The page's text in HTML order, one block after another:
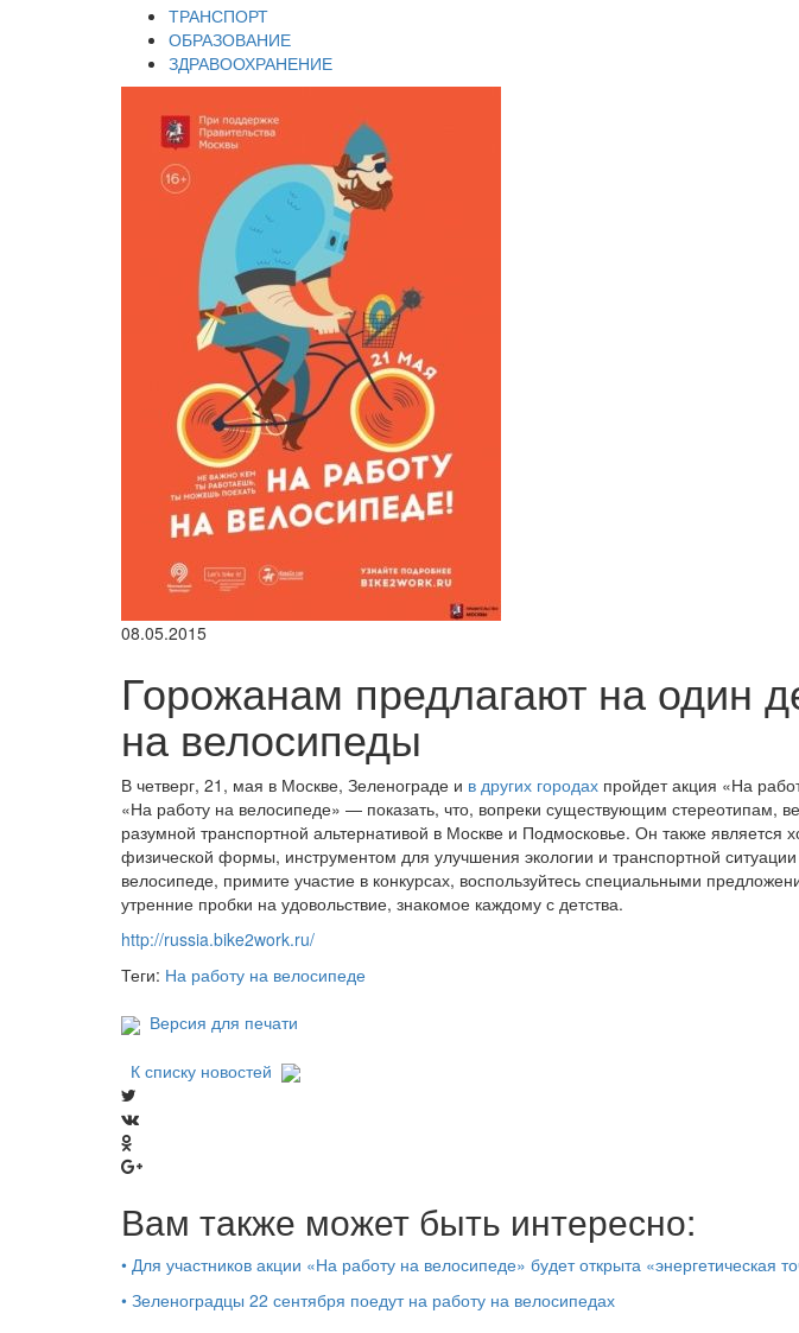
ТРАНСПОРТ
ОБРАЗОВАНИЕ
ЗДРАВООХРАНЕНИЕ
08.05.2015
Горожанам предлагают на один
на велосипеды
В четверг, 21, мая в Москве, Зеленограде и в других городах пройдет акция «На
«На работу на велосипеде» — показать, что, вопреки существующим стереотипам,
разумной транспортной альтернативой в Москве и Подмосковье. Он также
физической формы, инструментом для улучшения экологии и транспортной
велосипеде, примите участие в конкурсах, воспользуйтесь специальными
утренние пробки на удовольствие, знакомое каждому с детства.
http://russia.bike2work.ru/
Теги: На работу на велосипеде
Версия для печати
К списку новостей
Вам также может быть интересно:
• Для участников акции «На работу на велосипеде» будет открыта «энергетическая
• Зеленоградцы 22 сентября поедут на работу на велосипедах